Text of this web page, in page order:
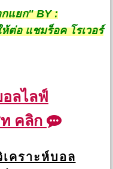
แยก" BY :
ต่อ แชมร็อค โรเวอร์
ลไลฟ์
คลิก
เคราะห์บอล